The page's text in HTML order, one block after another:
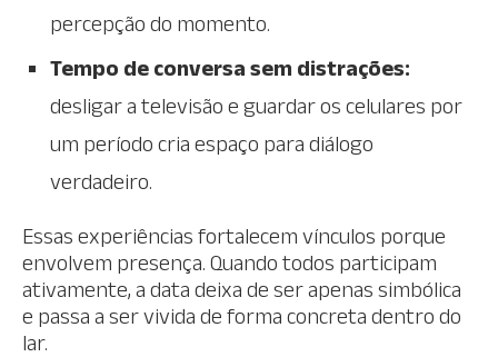
percepção do momento.
Tempo de conversa sem distrações:
desligar a televisão e guardar os celulares por
um período cria espaço para diálogo
verdadeiro.
Essas experiências fortalecem vínculos porque
envolvem presença. Quando todos participam
ativamente, a data deixa de ser apenas simbólica
e passa a ser vivida de forma concreta dentro do
lar.